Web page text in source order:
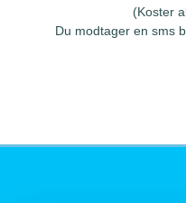
(Koster
Du modtager en sms